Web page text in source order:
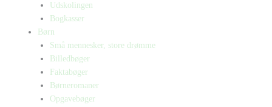
Udskolingen
Bogkasser
Børn
Små mennesker, store drømme
Billedbøger
Faktabøger
Børneromaner
Opgavebøger